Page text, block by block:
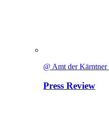
@ Amt der Kärntner
Press Review